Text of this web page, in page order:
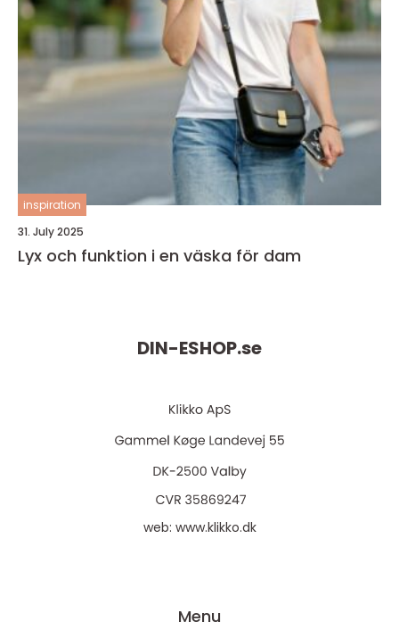
inspiration
31. July 2025
Lyx och funktion i en väska för dam
DIN-ESHOP.se
web: www.klikko.dk
Menu